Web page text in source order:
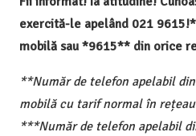
exercită-le apelând 021
mobilă sau *9615** din orice
**Număr de telefon apelabil
mobilă cu tarif normal în
***Număr de telefon apelabil